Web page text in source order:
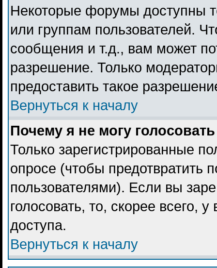
Некоторые форумы доступны
или группам пользователей.
сообщения и т.д., вам может
разрешение. Только
предоставить такое
Вернуться к началу
Почему я не могу
Только зарегистрированные
опросе (чтобы предотвратить
пользователями). Если вы
голосовать, то, скорее всего,
доступа.
Вернуться к началу